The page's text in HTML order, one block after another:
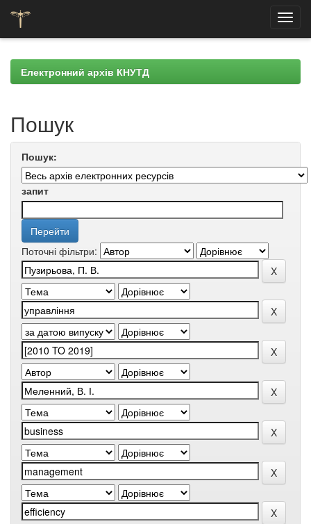
navigationЕлектронний архів КНУТД
Пошук
Пошук:
запит
Поточні фільтри: